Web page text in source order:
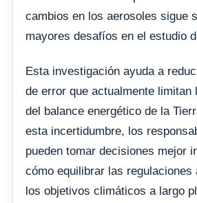
cambios en los aerosoles sigue
mayores desafíos en el estudio
Esta investigación ayuda a
de error que actualmente limitan
del balance energético de la
esta incertidumbre, los
pueden tomar decisiones mejor
cómo equilibrar las regulaciones
los objetivos climáticos a largo